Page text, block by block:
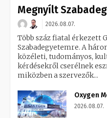
Megnyílt
2026.08.07.
Több száz fiatal érkezett
Szabadegyetemre. A
közéleti, tudományos,
kérdésekről cserélnek
miközben a szervezők...
Oxygen
2026.08.07.